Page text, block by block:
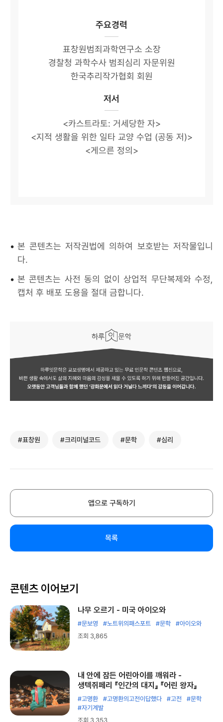
주요경력
표창원범죄과학연구소 소장
경찰청 과학수사 범죄심리 자문위원
한국추리작가협회 회원
저서
<카스트라토: 거세당한 자>
<지적 생활을 위한 일타 교양 수업 (공동 저)>
<게으른 정의>
• 본 콘텐츠는 저작권법에 의하여 보호받는 저작물입니
다.
• 본 콘텐츠는 사전 동의 없이 상업적 무단복제와 수정,
캡처 후 배포 도용을 절대 금합니다.
#표창원 #크리미널코드 #문학 #심리
앱으로 구독하기
목록
콘텐츠 이어보기
나무 오르기 - 미국 아이오와
#문보영 #노트위의패스포트 #문학
#아이오와
조회 3,865
내 안에 잠든 어린아이를 깨워라 -
생텍쥐페리 『인간의 대지』 『어린 왕자』
#고명환 #고명환의고전이답했다 #고전
#문학
#자기계발
조회 3,353